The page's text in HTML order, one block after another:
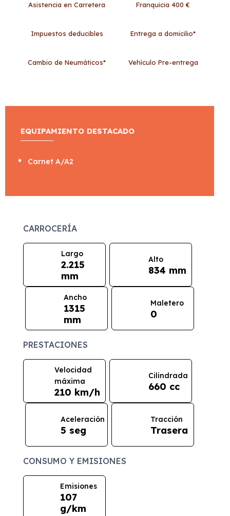
Asistencia en Carretera Franquicia 400 €
Impuestos deducibles Entrega a domicilio*
Cambio de Neumáticos* Vehículo Pre-entrega
EQUIPAMIENTO DESTACADO
Carnet A/A2
CARROCERÍA
Largo
2.215
mm
Alto
834 mm
Ancho
1315
mm
Maletero
0
PRESTACIONES
Velocidad
máxima
210 km/h
Cilindrada
660 cc
Aceleración
5 seg
Tracción
Trasera
CONSUMO Y EMISIONES
Emisiones
107
g/km